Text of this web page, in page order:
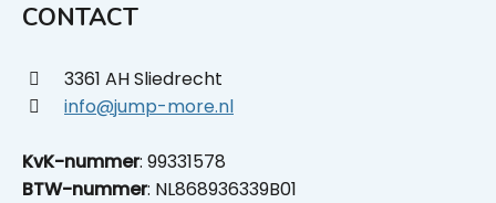
CONTACT
3361 AH Sliedrecht
info@jump-more.nl
KvK-nummer: 99331578
BTW-nummer: NL868936339B01